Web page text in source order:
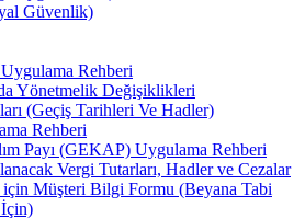
Güvenlik)
Rehberi
Yönetmelik Değişiklikleri
(Geçiş Tarihleri Ve Hadler)
Rehberi
Payı (GEKAP) Uygulama Rehberi
Vergi Tutarları, Hadler ve Cezalar
için Müşteri Bilgi Formu (Beyana Tabi